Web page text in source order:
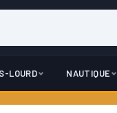
LOURD NAUTIQUE